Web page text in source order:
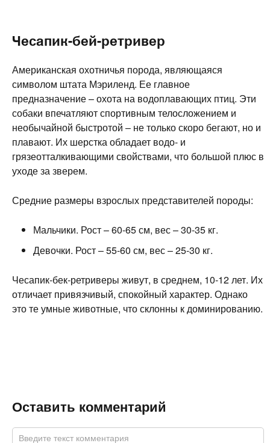
Чесапик-бей-ретривер
Американская охотничья порода, являющаяся
символом штата Мэриленд. Ее главное
предназначение – охота на водоплавающих птиц. Эти
собаки впечатляют спортивным телосложением и
необычайной быстротой – не только скоро бегают, но и
плавают. Их шерстка обладает водо- и
грязеотталкивающими свойствами, что большой плюс в
уходе за зверем.
Средние размеры взрослых представителей породы:
Мальчики. Рост – 60-65 см, вес – 30-35 кг.
Девочки. Рост – 55-60 см, вес – 25-30 кг.
Чесапик-бек-ретриверы живут, в среднем, 10-12 лет. Их
отличает привязчивый, спокойный характер. Однако
это те умные животные, что склонны к доминированию.
Оставить комментарий
Комментарий*